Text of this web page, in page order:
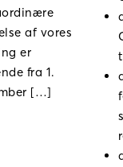
af vores
er
fra 1.
[…]